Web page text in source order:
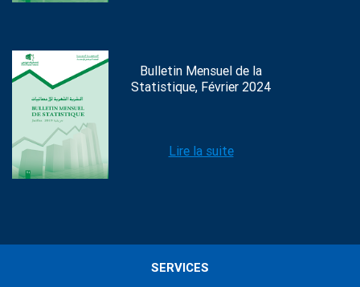
Bulletin Mensuel de la
Statistique, Février 2024
Lire la suite
SERVICES